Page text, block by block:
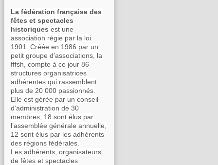
La fédération française des
fêtes et spectacles
historiques est une
association régie par la loi
1901. Créée en 1986 par un
petit groupe d’associations, la
fffsh, compte à ce jour 86
structures organisatrices
adhérentes qui rassemblent
plus de 20 000 passionnés.
Elle est gérée par un conseil
d’administration de 30
membres, 18 sont élus par
l’assemblée générale annuelle,
12 sont élus par les adhérents
des régions fédérales.
Les adhérents, organisateurs
de fêtes et spectacles